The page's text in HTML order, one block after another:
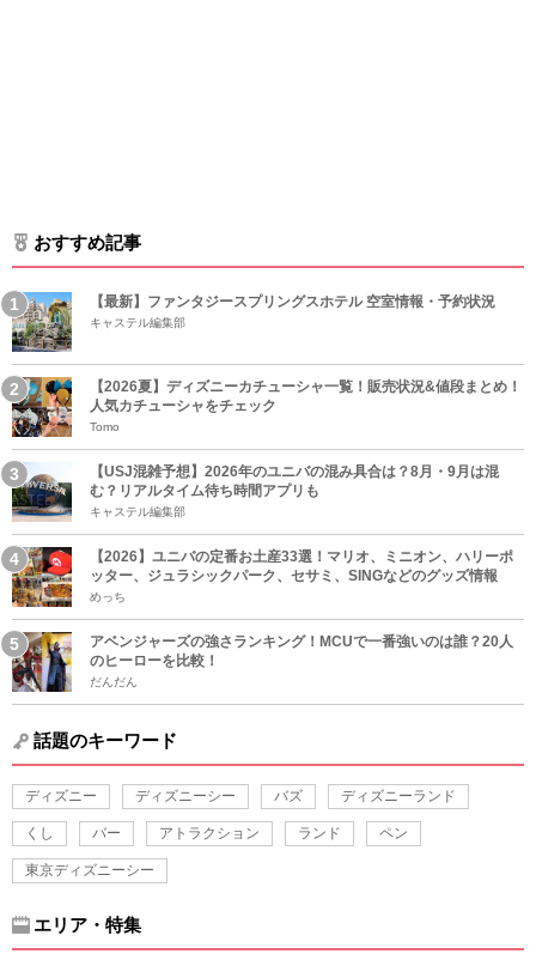
おすすめ記事
【最新】ファンタジースプリングスホテル 空室情報・予約状況
キャステル編集部
【2026夏】ディズニーカチューシャ一覧！販売状況&値段まとめ！
人気カチューシャをチェック
Tomo
【USJ混雑予想】2026年のユニバの混み具合は？8月・9月は混
む？リアルタイム待ち時間アプリも
キャステル編集部
【2026】ユニバの定番お土産33選！マリオ、ミニオン、ハリーポ
ッター、ジュラシックパーク、セサミ、SINGなどのグッズ情報
めっち
アベンジャーズの強さランキング！MCUで一番強いのは誰？20人
のヒーローを比較！
だんだん
話題のキーワード
ディズニー ディズニーシー バズ ディズニーランド
くし バー アトラクション ランド ペン
東京ディズニーシー
エリア・特集